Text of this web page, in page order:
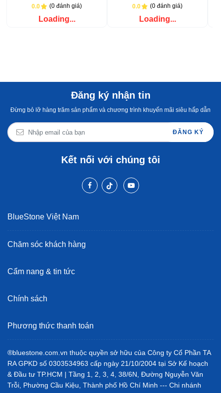
0.0 (0 đánh giá)
Loading...
0.0 (0 đánh giá)
Loading...
Đăng ký nhận tin
Đừng bỏ lỡ hàng trăm sản phẩm và chương trình khuyến mãi siêu hấp dẫn
ĐĂNG KÝ
Kết nối với chúng tôi
BlueStone Việt Nam
Chăm sóc khách hàng
Cẩm nang & tin tức
Chính sách
Phương thức thanh toán
®bluestone.com.vn thuộc quyền sở hữu của Công ty Cổ Phần TA
RA GPKD số 0303534963 cấp ngày 21/10/2004 tại Sở Kế hoạch
& Đầu tư TP.HCM | Tầng 1, 2, 3, 4, 38/6N, Đường Nguyễn Văn
Trỗi, Phường Cầu Kiệu, Thành phố Hồ Chí Minh --- Chi nhánh